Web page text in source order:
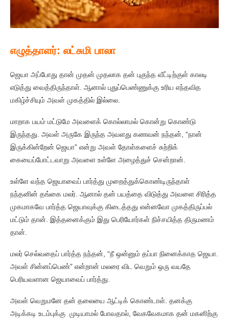
எழுத்தாளர்: லட்சுமி பாலா
ஜெயா அப்போது தான் முதன் முதலாக தன் புகுந்த வீட்டிற்குள் காலடி
எடுத்து வைத்திருந்தாள். ஆனால் புதுப்பெண்ணுக்கு உரிய எந்தவித
மகிழ்ச்சியும் அவள் முகத்தில் இல்லை.
மாறாக பயம் மட்டுமே அவளைக் கொல்லாமல் கொன்று கொண்டு
இருந்தது. அவள் அருகே இருந்த அவளது கணவன் நந்தன், “நான்
இருக்கின்றேன் ஜெயா” என்று அவள் தோள்களைச் சுற்றிக்
கையைப்போட்டவாறு அவளை உள்ளே அழைத்துச் சென்றான்.
உள்ளே வந்த ஜெயாவைப் பார்த்து முறைத்துக்கொண்டிருந்தாள்
நந்தனின் தங்கை மலர். ஆனால் தன் பயத்தை விடுத்து அவளை சிரித்த
முகமாகவே பார்த்த ஜெயாவுக்கு கிடைத்தது என்னவோ முகத்திருப்பல்
மட்டும் தான். இத்தனைக்கும் இது பெரியோர்கள் நிச்சயித்த திருமணம்
தான்.
மலர் செல்வதைப் பார்த்த நந்தன், “நீ ஒன்னும் தப்பா நினைக்காத ஜெயா.
அவள் சின்னப்பெண்” என்றான் மலரை விட வெறும் ஒரு வயதே
பெரியவளான ஜெயாவைப் பார்த்து.
அவள் வெறுமனே தன் தலையை ஆட்டிக் கொண்டாள். தனக்கு
அடிக்கடி உடம்புக்கு முடியாமல் போவதால், வேகவேகமாக தன் மகனிற்கு